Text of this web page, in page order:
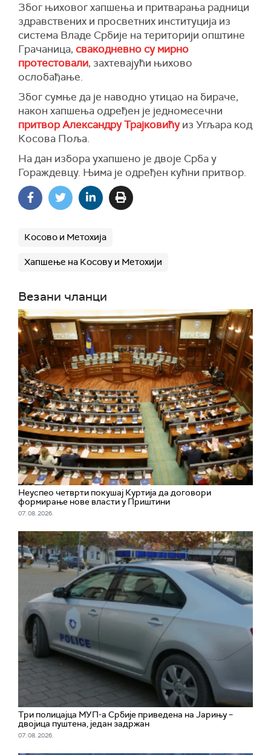
Због њиховог хапшења и притварања радници
здравствених и просветних институција из
система Владе Србије на територији општине
Грачаница, свакодневно су мирно
протестовали, захтевајући њихово
ослобађање.
Због сумње да је наводно утицао на бираче,
након хапшења одређен је једномесечни
притвор Александру Трајковићуиз Угљара код
Косова Поља.
На дан избора ухапшено је двоје Срба у
Гораждевцу. Њима је одређен кућни притвор.
Косово и Метохија
Хапшење на Косову и Метохији
Везани чланци
Неуспео четврти покушај Куртија да договори
формирање нове власти у Приштини
07. 08. 2026.
Три полицајца МУП-а Србије приведена на Јарињу –
двојица пуштена, један задржан
07. 08. 2026.